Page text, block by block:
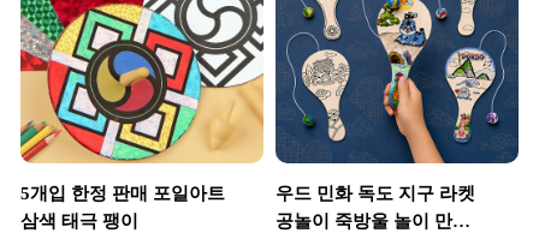
5개입 한정 판매 포일아트
삼색 태극 팽이
우드 민화 독도 지구 라켓
공놀이 죽방울 놀이 만들